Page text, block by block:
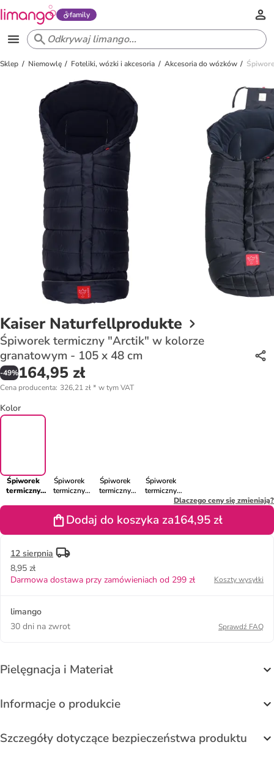
family
Sklep Niemowlę Foteliki, wózki i akcesoria Akcesoria do wózków
Kaiser Naturfellprodukte
Śpiworek termiczny "Arctik" w kolorze
granatowym - 105 x 48 cm
-49%164,95 zł
Cena producenta: 326,21 zł* w tym VAT
Kolor
Śpiworek
termiczny
Śpiworek
termiczny
czarnym -
105 x 48 cm
Śpiworek
termiczny
szarym - 105
Śpiworek
termiczny
"Arctik" w
czerwonym -
Dlaczego ceny się zmieniają?
Dodaj do koszyka za164,95 zł
12 sierpnia
8,95 zł
Darmowa dostawa przy zamówieniach od 299 zł
Koszty wysyłki
limango
30 dni na zwrot
Sprawdź FAQ
Pielęgnacja i Materiał
Informacje o produkcie
Szczegóły dotyczące bezpieczeństwa produktu